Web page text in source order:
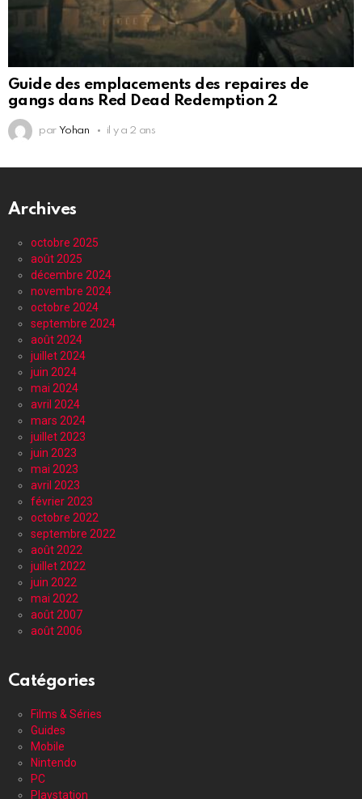
Guide des emplacements des repaires de
gangs dans Red Dead Redemption 2
par Yohan il y a 2 ans
Archives
octobre 2025
août 2025
décembre 2024
novembre 2024
octobre 2024
septembre 2024
août 2024
juillet 2024
juin 2024
mai 2024
avril 2024
mars 2024
juillet 2023
juin 2023
mai 2023
avril 2023
février 2023
octobre 2022
septembre 2022
août 2022
juillet 2022
juin 2022
mai 2022
août 2007
août 2006
Catégories
Films & Séries
Guides
Mobile
Nintendo
PC
Playstation